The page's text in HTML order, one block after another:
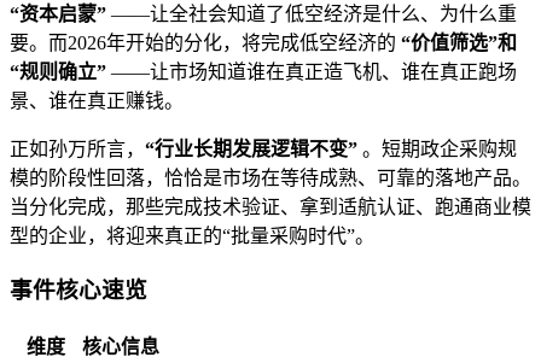
“资本启蒙” ——让全社会知道了低空经济是什么、为什么重
要。而2026年开始的分化，将完成低空经济的 “价值筛选”和
“规则确立” ——让市场知道谁在真正造飞机、谁在真正跑场
景、谁在真正赚钱。
正如孙万所言， “行业长期发展逻辑不变” 。短期政企采购规
模的阶段性回落，恰恰是市场在等待成熟、可靠的落地产品。
当分化完成，那些完成技术验证、拿到适航认证、跑通商业模
型的企业，将迎来真正的“批量采购时代”。
事件核心速览
维度
核心信息